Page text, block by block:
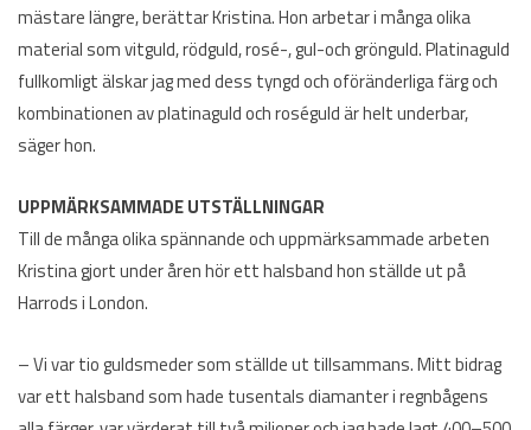
mästare längre, berättar Kristina. Hon arbetar i många olika
material som vitguld, rödguld, rosé-, gul-och grönguld. Platinaguld
fullkomligt älskar jag med dess tyngd och oföränderliga färg och
kombinationen av platinaguld och roséguld är helt underbar,
säger hon.
UPPMÄRKSAMMADE UTSTÄLLNINGAR
Till de många olika spännande och uppmärksammade arbeten
Kristina gjort under åren hör ett halsband hon ställde ut på
Harrods i London.
– Vi var tio guldsmeder som ställde ut tillsammans. Mitt bidrag
var ett halsband som hade tusentals diamanter i regnbågens